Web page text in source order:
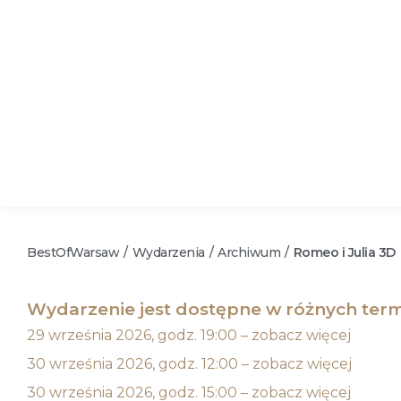
BestOfWarsaw / Wydarzenia / Archiwum / Romeo i Julia 3D
Wydarzenie jest dostępne w różnych
29 września 2026, godz. 19:00 – zobacz więcej
30 września 2026, godz. 12:00 – zobacz więcej
30 września 2026, godz. 15:00 – zobacz więcej